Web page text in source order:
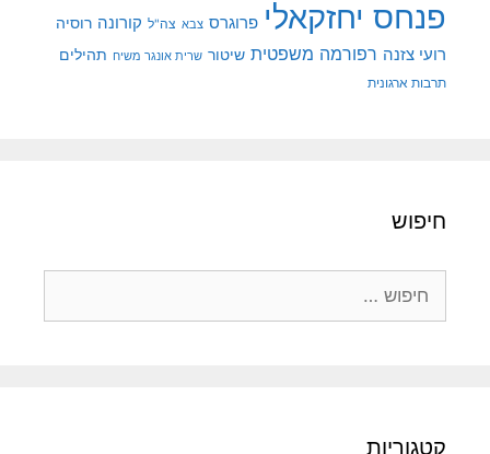
פנחס יחזקאלי פרוגרס צבא צה"ל קורונה רוסיה
רועי צזנה רפורמה משפטית שיטור שרית אונגר משיח תהילים
תרבות ארגונית
חיפוש
קטגוריות